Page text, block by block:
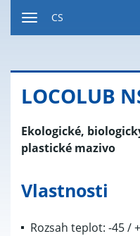
CS
LO­CO­LUB
Ekologické,
plastické mazivo
Vlastnosti
Rozsah teplot: -45 /